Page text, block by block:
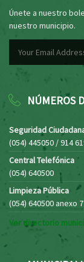
Únete a nuestro
nuestro municipio.
NÚMEROS
Seguridad
(054) 445050 / 914
Central Telefónica
(054) 640500
Limpieza Pública
(054) 640500 anexo
Ver directorio